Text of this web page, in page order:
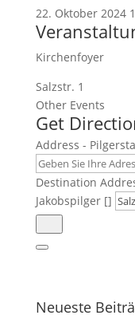
22. Oktober 2024
Kirchenfoyer
Salzstr. 1
Other Events
Get
Address -
Destination
Jakobspilger []
Neueste